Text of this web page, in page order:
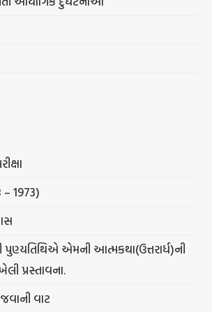
1973)
પુણ્યતિથિએ એમની આત્મકથા(ઉત્તરાર્ધ)ની
પ્રસ્તાવના.
વાટ